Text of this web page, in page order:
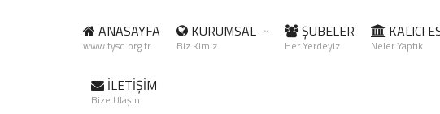
ANASAYFA
www.tysd.org.tr
KURUMSAL
Biz Kimiz
ŞUBELER
Her Yerdeyiz
KALICI
Neler Yaptık
İLETİŞİM
Bize Ulaşın